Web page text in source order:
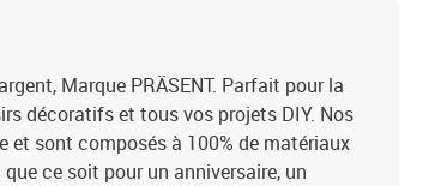
Marque PRÄSENT. Parfait pour la
décoratifs et tous vos projets DIY. Nos
et sont composés à 100% de matériaux
ce soit pour un anniversaire, un